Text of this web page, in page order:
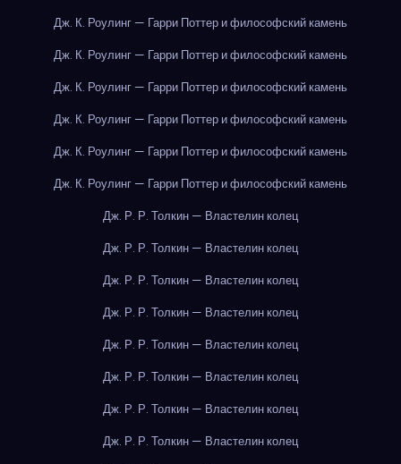
Дж. К. Роулинг — Гарри Поттер и философский камень
Дж. К. Роулинг — Гарри Поттер и философский камень
Дж. К. Роулинг — Гарри Поттер и философский камень
Дж. К. Роулинг — Гарри Поттер и философский камень
Дж. К. Роулинг — Гарри Поттер и философский камень
Дж. К. Роулинг — Гарри Поттер и философский камень
Дж. Р. Р. Толкин — Властелин колец
Дж. Р. Р. Толкин — Властелин колец
Дж. Р. Р. Толкин — Властелин колец
Дж. Р. Р. Толкин — Властелин колец
Дж. Р. Р. Толкин — Властелин колец
Дж. Р. Р. Толкин — Властелин колец
Дж. Р. Р. Толкин — Властелин колец
Дж. Р. Р. Толкин — Властелин колец